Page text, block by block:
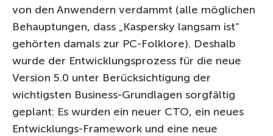
von den Anwendern verdammt (alle möglichen
Behauptungen, dass „Kaspersky langsam ist“
gehörten damals zur PC-Folklore). Deshalb
wurde der Entwicklungsprozess für die neue
Version 5.0 unter Berücksichtigung der
wichtigsten Business-Grundlagen sorgfältig
geplant: Es wurden ein neuer CTO, ein neues
Entwicklungs-Framework und eine neue